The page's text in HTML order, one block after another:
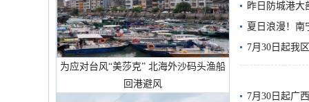
为应对台风“美莎克” 北海外沙码头渔船
回港避风
需继续防范
昨日防城港大
雨
夏日浪漫！南
7月30日起我
7月30日起广